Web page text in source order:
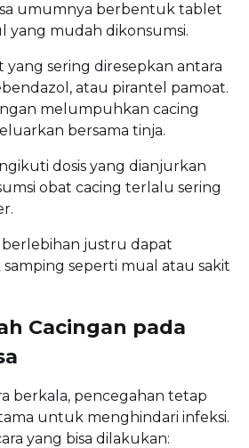
umumnya berbentuk tablet
yang mudah dikonsumsi.
yang sering diresepkan antara
atau pirantel pamoat.
melumpuhkan cacing
bersama tinja.
dosis yang dianjurkan
obat cacing terlalu sering
justru dapat
seperti mual atau sakit
Cacingan pada
berkala, pencegahan tetap
untuk menghindari infeksi.
yang bisa dilakukan: